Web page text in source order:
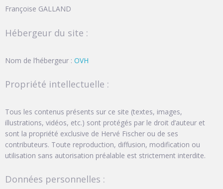
Françoise GALLAND
Hébergeur du site :
Nom de l’hébergeur : OVH
Propriété intellectuelle :
Tous les contenus présents sur ce site (textes, images,
illustrations, vidéos, etc.) sont protégés par le droit d’auteur et
sont la propriété exclusive de Hervé Fischer ou de ses
contributeurs. Toute reproduction, diffusion, modification ou
utilisation sans autorisation préalable est strictement interdite.
Données personnelles :